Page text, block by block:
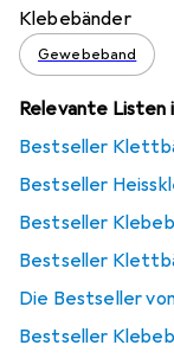
Klebebänder
Gewebeband
Relevante Listen
Bestseller
Bestseller
Bestseller
Bestseller
Die Bestseller
Bestseller